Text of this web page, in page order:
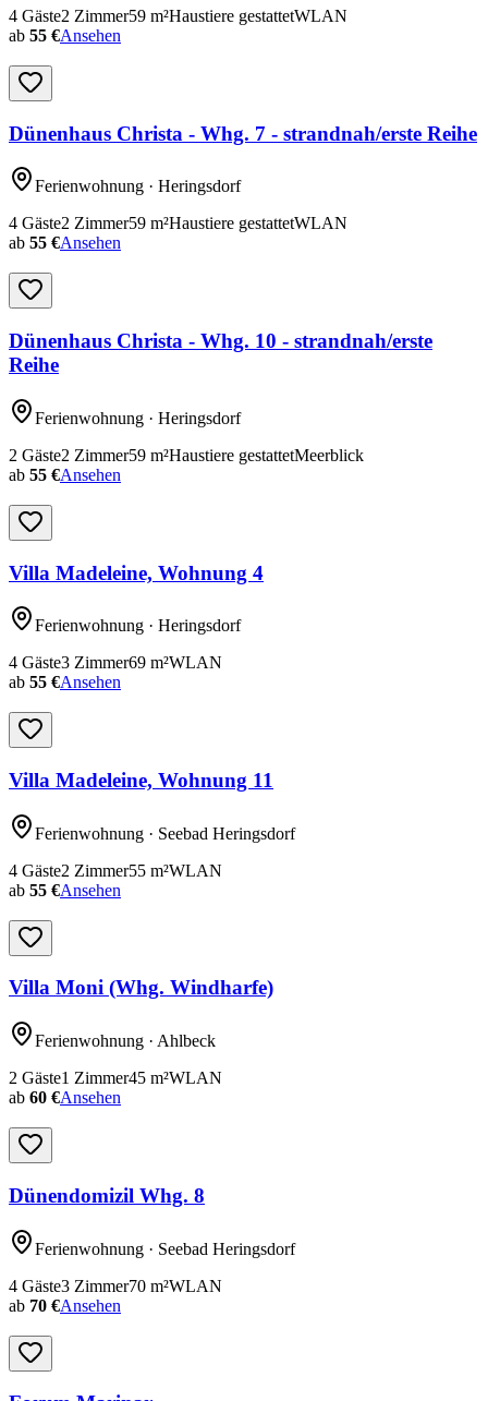
4 Gäste2 Zimmer59 m²Haustiere gestattetWLAN
ab 55 €Ansehen
Dünenhaus Christa - Whg. 7 - strandnah/erste Reihe
Ferienwohnung · Heringsdorf
4 Gäste2 Zimmer59 m²Haustiere gestattetWLAN
ab 55 €Ansehen
Dünenhaus Christa - Whg. 10 - strandnah/erste
Reihe
Ferienwohnung · Heringsdorf
2 Gäste2 Zimmer59 m²Haustiere gestattetMeerblick
ab 55 €Ansehen
Villa Madeleine, Wohnung 4
Ferienwohnung · Heringsdorf
4 Gäste3 Zimmer69 m²WLAN
ab 55 €Ansehen
Villa Madeleine, Wohnung 11
Ferienwohnung · Seebad Heringsdorf
4 Gäste2 Zimmer55 m²WLAN
ab 55 €Ansehen
Villa Moni (Whg. Windharfe)
Ferienwohnung · Ahlbeck
2 Gäste1 Zimmer45 m²WLAN
ab 60 €Ansehen
Dünendomizil Whg. 8
Ferienwohnung · Seebad Heringsdorf
4 Gäste3 Zimmer70 m²WLAN
ab 70 €Ansehen